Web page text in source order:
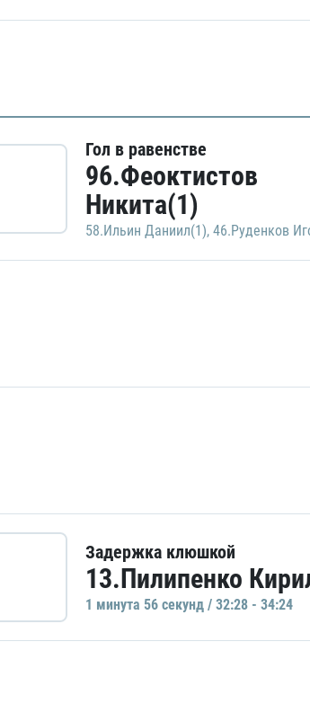
Гол в равенстве
96.Феоктистов
Никита(1)
58.Ильин Даниил(1), 46.Руденков
Задержка клюшкой
13.Пилипенко
1 минутa 56 секунд / 32:28 - 34:24